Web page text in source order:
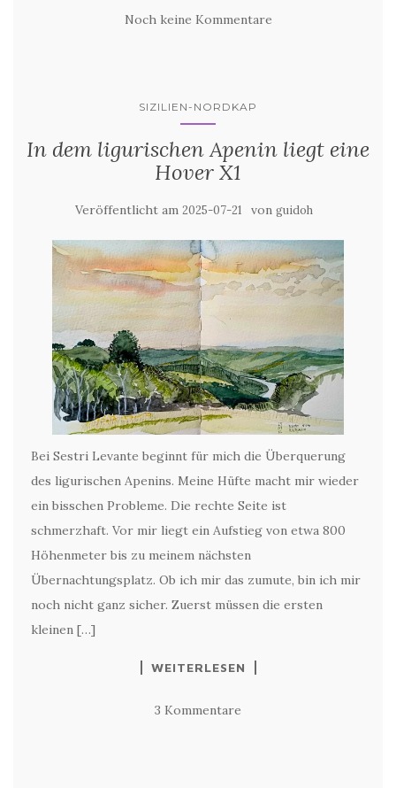
Noch keine Kommentare
SIZILIEN-NORDKAP
In dem ligurischen Apenin liegt eine
Hover X1
Veröffentlicht am 2025-07-21 von guidoh
Bei Sestri Levante beginnt für mich die Überquerung
des ligurischen Apenins. Meine Hüfte macht mir wieder
ein bisschen Probleme. Die rechte Seite ist
schmerzhaft. Vor mir liegt ein Aufstieg von etwa 800
Höhenmeter bis zu meinem nächsten
Übernachtungsplatz. Ob ich mir das zumute, bin ich mir
noch nicht ganz sicher. Zuerst müssen die ersten
kleinen […]
WEITERLESEN
3 Kommentare